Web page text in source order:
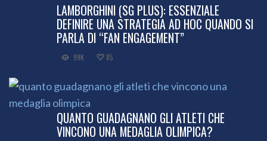
LAMBORGHINI (SG PLUS): ESSENZIALE
DEFINIRE UNA STRATEGIA AD HOC QUANDO SI
PARLA DI “FAN ENGAGEMENT”
99K 85
QUANTO GUADAGNANO GLI ATLETI CHE
VINCONO UNA MEDAGLIA OLIMPICA?